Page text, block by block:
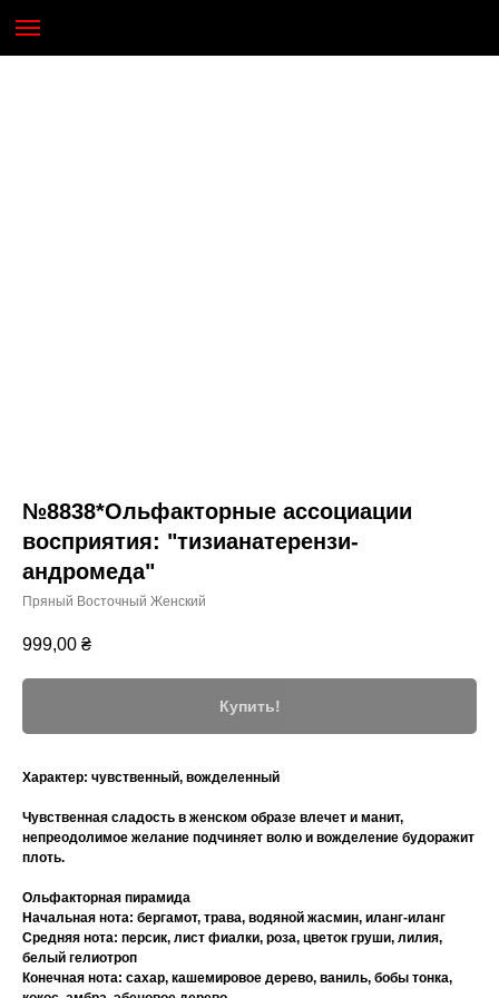
№8838*Ольфакторные ассоциации
восприятия: "тизианатерензи-
андромеда"
Пряный Восточный Женский
999,00 ₴
Купить!
Характер: чувственный, вожделенный
Чувственная сладость в женском образе влечет и манит,
непреодолимое желание подчиняет волю и вожделение будоражит
плоть.
Ольфакторная пирамида
Начальная нота: бергамот, трава, водяной жасмин, иланг-иланг
Средняя нота: персик, лист фиалки, роза, цветок груши, лилия,
белый гелиотроп
Конечная нота: сахар, кашемировое дерево, ваниль, бобы тонка,